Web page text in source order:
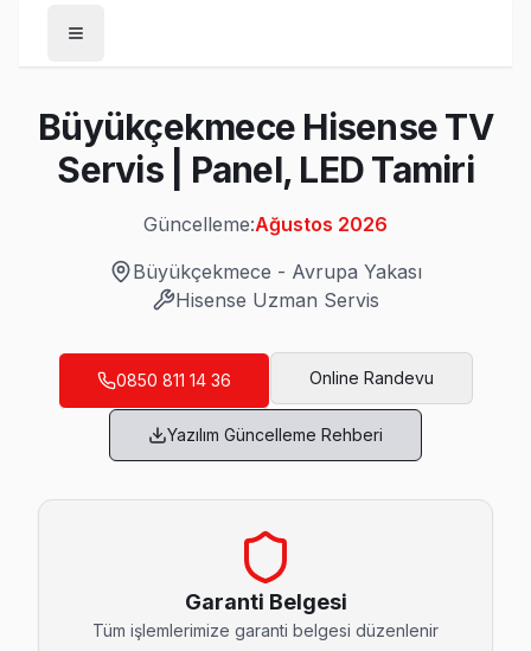
/ Büyükçekmece
/Hisense
Son Güncelleme:Ağustos 2026
Büyükçekmece'da Mahalle Mahalle
19 Mayıs Hisense Servis
19 Mayıs'de Hisense TV ekran değişimi gerekebilir mi?
Ahmediye Hisense Servis
Büyükçekmece'da Ahmediye bölgesi dahil tüm hizmet
Ahmediye Hisense Açılmıyor Arıza →
Büyükçekmece Hisense TV
Servis | Panel, LED Tamiri
Güncelleme:Ağustos 2026
Büyükçekmece - Avrupa Yakası
Hisense Uzman Servis
0850 811 14 36 Online Randevu
Yazılım Güncelleme Rehberi
Garanti Belgesi
Tüm işlemlerimize garanti belgesi düzenlenir